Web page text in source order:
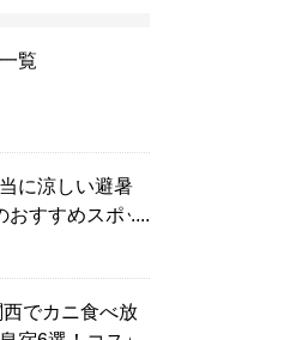
覧
に涼しい避暑
すすめスポッ
西でカニ食べ放